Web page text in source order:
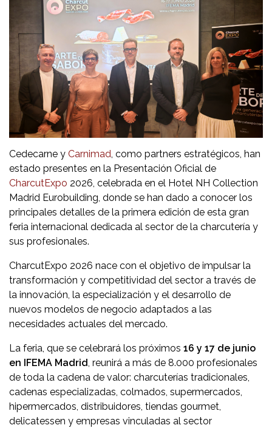
Cedecarne y Carnimad, como partners estratégicos, han
estado presentes en la Presentación Oficial de
CharcutExpo 2026, celebrada en el Hotel NH Collection
Madrid Eurobuilding, donde se han dado a conocer los
principales detalles de la primera edición de esta gran
feria internacional dedicada al sector de la charcutería y
sus profesionales.
CharcutExpo 2026 nace con el objetivo de impulsar la
transformación y competitividad del sector a través de
la innovación, la especialización y el desarrollo de
nuevos modelos de negocio adaptados a las
necesidades actuales del mercado.
La feria, que se celebrará los próximos 16 y 17 de junio
en IFEMA Madrid, reunirá a más de 8.000 profesionales
de toda la cadena de valor: charcuterías tradicionales,
cadenas especializadas, colmados, supermercados,
hipermercados, distribuidores, tiendas gourmet,
delicatessen y empresas vinculadas al sector